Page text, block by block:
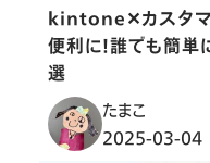
kintone✕カスタマ
便利に！誰でも簡単
選
たまこ
2025-03-04